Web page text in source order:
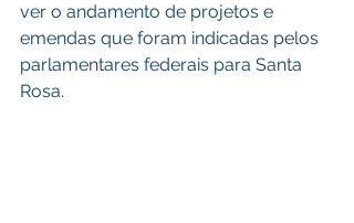
ver o andamento de projetos e
emendas que foram indicadas pelos
parlamentares federais para Santa
Rosa.